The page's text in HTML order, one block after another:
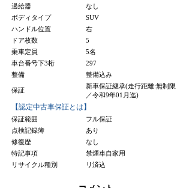
過給器
なし
ボディタイプ
SUV
ハンドル位置
右
ドア枚数
5
乗車定員
5名
車台番号下3桁
297
整備
整備込み
保証
新車保証継承(走行距離:無制限
／令和9年01月迄)
【認定中古車保証とは】
保証範囲
フル保証
点検記録簿
あり
修復歴
なし
特記事項
禁煙車自家用
リサイクル種別
リ済込